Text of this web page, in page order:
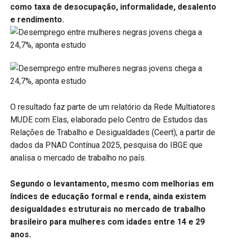
como taxa de desocupação, informalidade, desalento
e rendimento.
O resultado faz parte de um relatório da Rede Multiatores
MUDE com Elas, elaborado pelo Centro de Estudos das
Relações de Trabalho e Desigualdades (Ceert), a partir de
dados da PNAD Contínua 2025, pesquisa do IBGE que
analisa o mercado de trabalho no país.
Segundo o levantamento, mesmo com melhorias em
índices de educação formal e renda, ainda existem
desigualdades estruturais no mercado de trabalho
brasileiro para mulheres com idades entre 14 e 29
anos.